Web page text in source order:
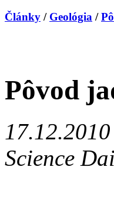
Články / Geológia /
Pôvod
Science